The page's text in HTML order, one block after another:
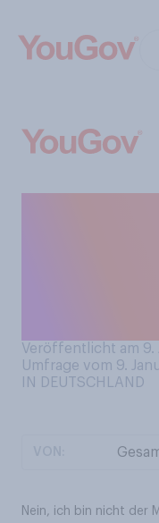
Veröffentlicht am 9.
Umfrage vom 9.
IN DEUTSCHLAND
Nein, ich bin nicht der